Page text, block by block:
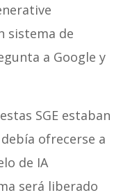
sistema de
a Google y
SGE estaban
ofrecerse a
de IA
será liberado